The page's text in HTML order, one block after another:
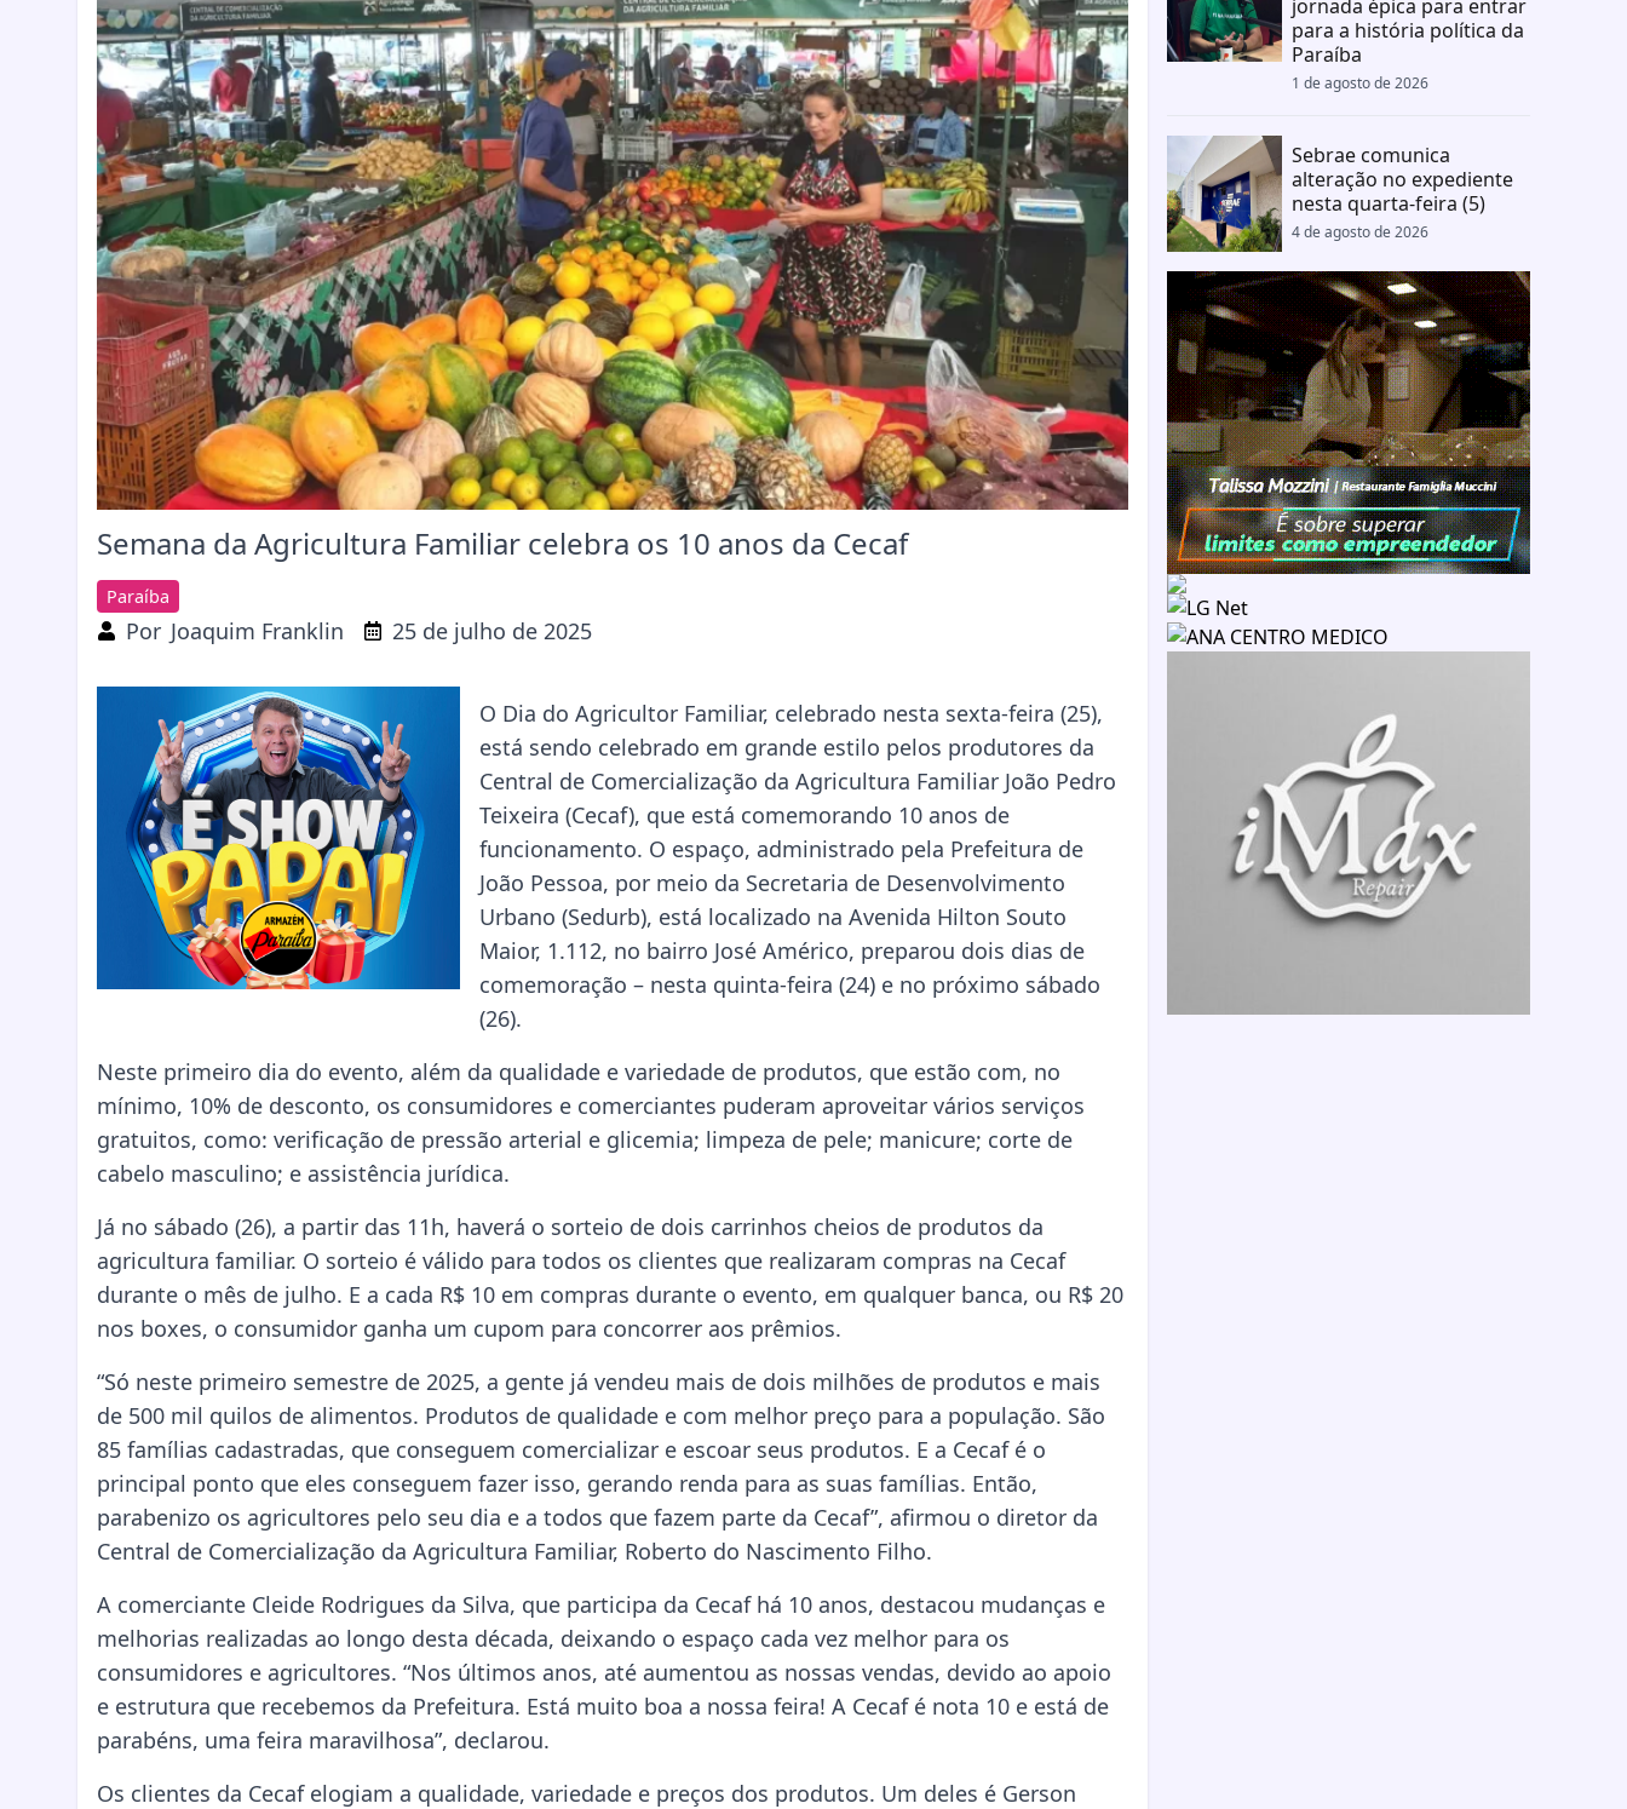
Semana da Agricultura Familiar celebra os 10 anos da Cecaf
Paraíba
Por Joaquim Franklin 25 de julho de 2025
O Dia do Agricultor Familiar, celebrado nesta sexta-feira (25),
está sendo celebrado em grande estilo pelos produtores da
Central de Comercialização da Agricultura Familiar João Pedro
Teixeira (Cecaf), que está comemorando 10 anos de
funcionamento. O espaço, administrado pela Prefeitura de
João Pessoa, por meio da Secretaria de Desenvolvimento
Urbano (Sedurb), está localizado na Avenida Hilton Souto
Maior, 1.112, no bairro José Américo, preparou dois dias de
comemoração – nesta quinta-feira (24) e no próximo sábado
(26).
Neste primeiro dia do evento, além da qualidade e variedade de produtos, que estão com, no
mínimo, 10% de desconto, os consumidores e comerciantes puderam aproveitar vários serviços
gratuitos, como: verificação de pressão arterial e glicemia; limpeza de pele; manicure; corte de
cabelo masculino; e assistência jurídica.
Já no sábado (26), a partir das 11h, haverá o sorteio de dois carrinhos cheios de produtos da
agricultura familiar. O sorteio é válido para todos os clientes que realizaram compras na Cecaf
durante o mês de julho. E a cada R$ 10 em compras durante o evento, em qualquer banca, ou R$ 20
nos boxes, o consumidor ganha um cupom para concorrer aos prêmios.
“Só neste primeiro semestre de 2025, a gente já vendeu mais de dois milhões de produtos e mais
de 500 mil quilos de alimentos. Produtos de qualidade e com melhor preço para a população. São
85 famílias cadastradas, que conseguem comercializar e escoar seus produtos. E a Cecaf é o
principal ponto que eles conseguem fazer isso, gerando renda para as suas famílias. Então,
parabenizo os agricultores pelo seu dia e a todos que fazem parte da Cecaf”, afirmou o diretor da
Central de Comercialização da Agricultura Familiar, Roberto do Nascimento Filho.
A comerciante Cleide Rodrigues da Silva, que participa da Cecaf há 10 anos, destacou mudanças e
melhorias realizadas ao longo desta década, deixando o espaço cada vez melhor para os
consumidores e agricultores. “Nos últimos anos, até aumentou as nossas vendas, devido ao apoio
e estrutura que recebemos da Prefeitura. Está muito boa a nossa feira! A Cecaf é nota 10 e está de
parabéns, uma feira maravilhosa”, declarou.
Os clientes da Cecaf elogiam a qualidade, variedade e preços dos produtos. Um deles é Gerson
jornada épica para entrar
para a história política da
Paraíba
1 de agosto de 2026
Sebrae comunica
alteração no expediente
nesta quarta-feira (5)
4 de agosto de 2026